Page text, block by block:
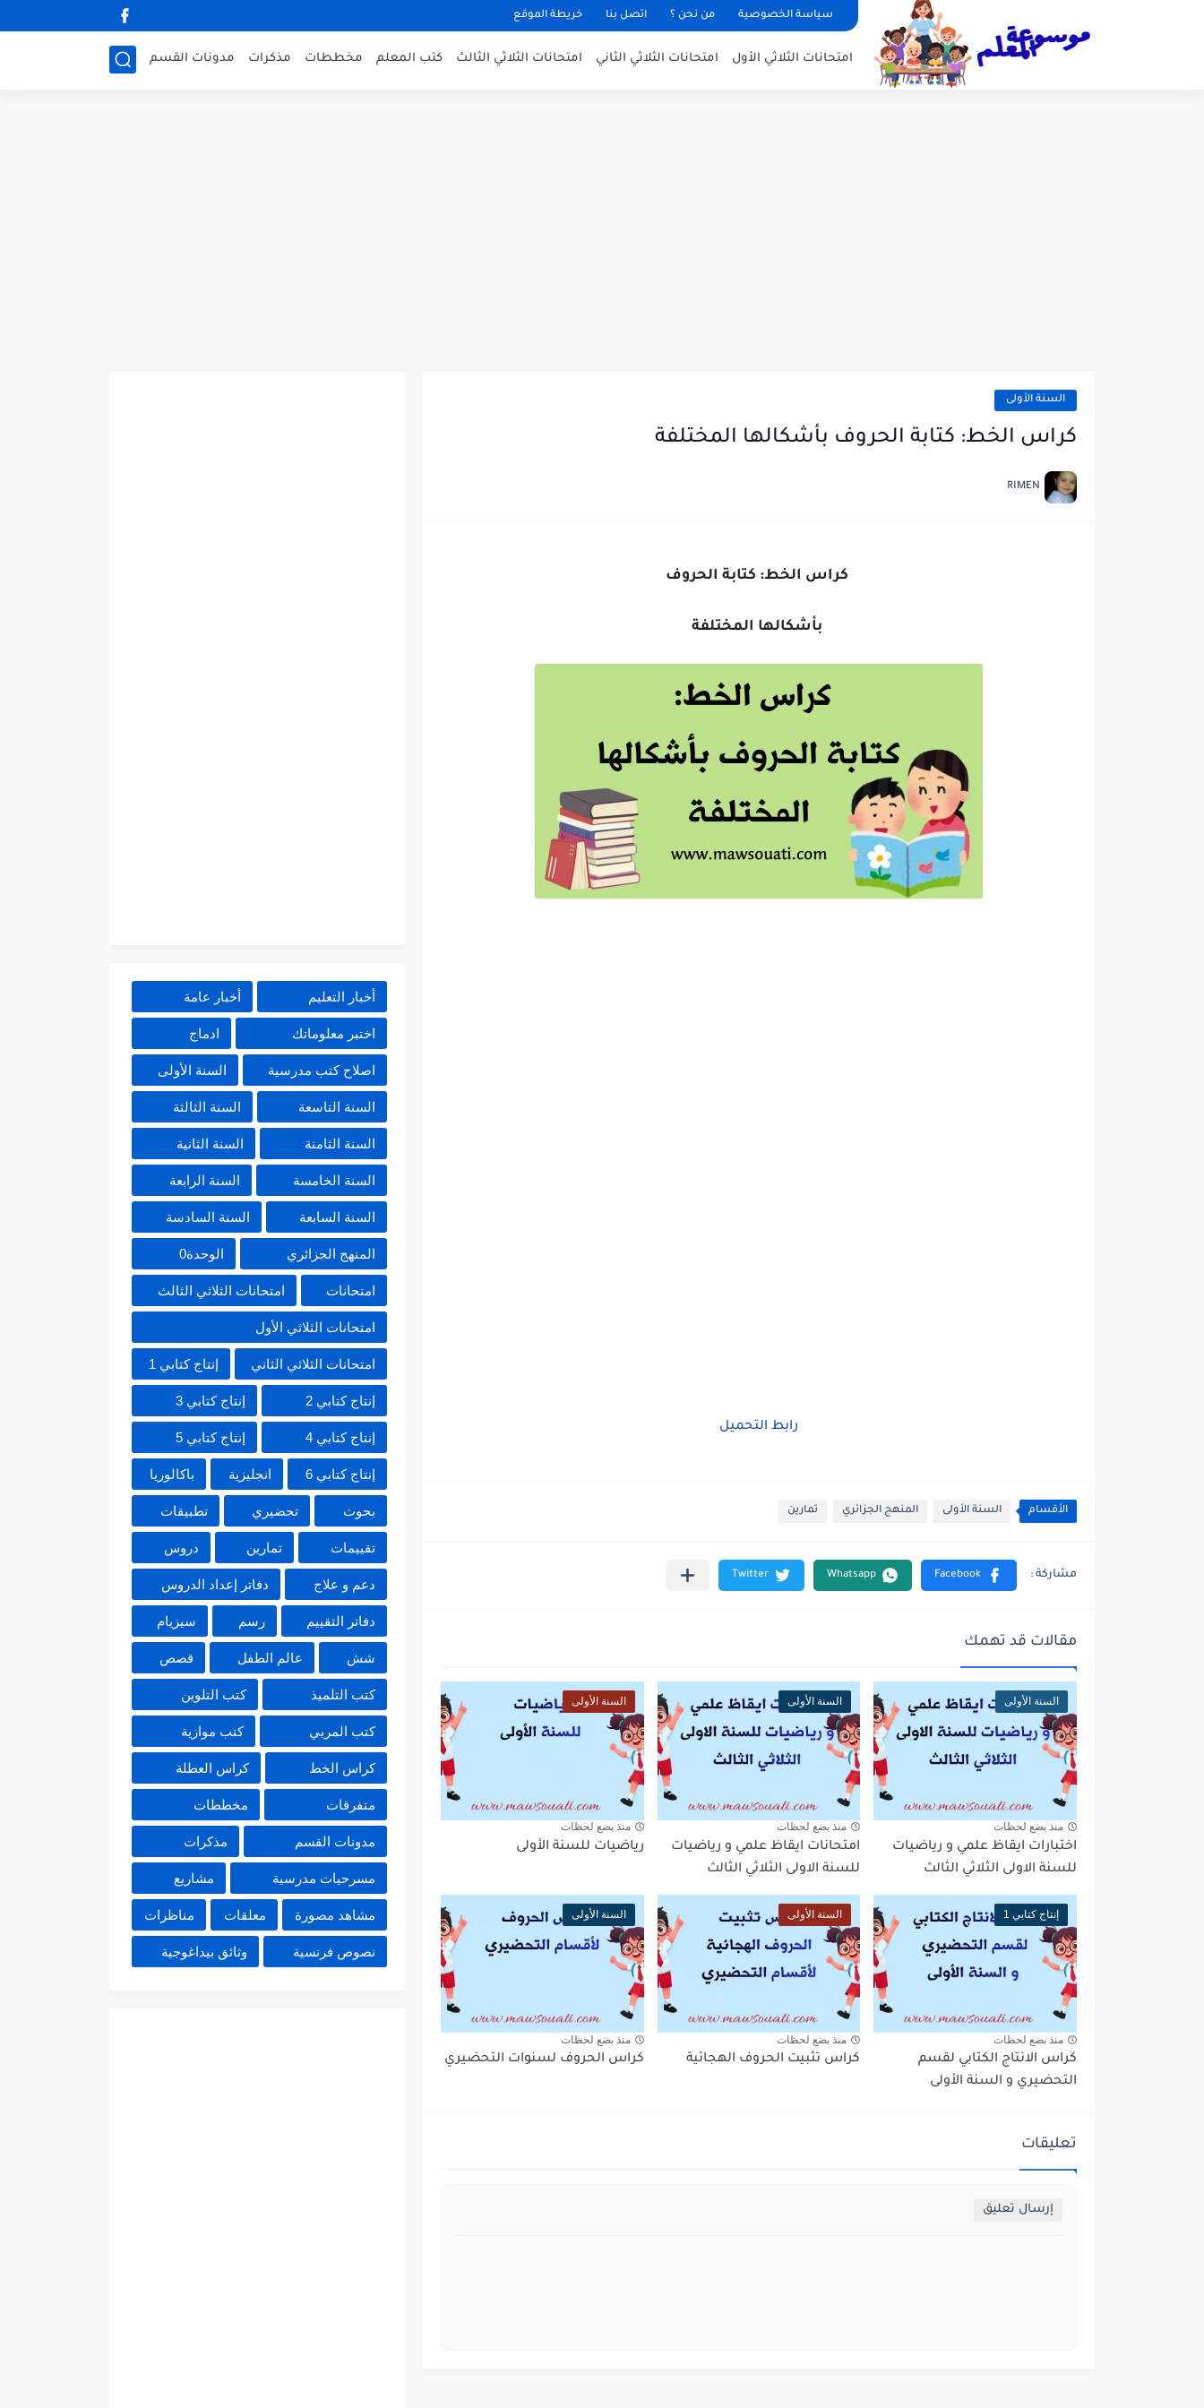
سياسة الخصوصية من نحن ؟ اتصل بنا خريطة الموقع
امتحانات الثلاثي الأول امتحانات الثلاثي الثاني امتحانات الثلاثي الثالث كتب المعلم مخططات مذكرات مدونات القسم
السنة الأولى
كراس الخط: كتابة الحروف بأشكالها المختلفة
RIMEN
كراس الخط: كتابة الحروف
بأشكالها المختلفة
رابط التحميل
الأقسام السنة الأولى المنهج الجزائري تمارين
مقالات قد تهمك
السنة الأولى
منذ بضع لحظات
اختبارات ايقاظ علمي و رياضيات
للسنة الاولى الثلاثي الثالث
السنة الأولى
منذ بضع لحظات
امتحانات ايقاظ علمي و رياضيات
للسنة الاولى الثلاثي الثالث
السنة الأولى
منذ بضع لحظات
رياضيات للسنة الأولى
إنتاج كتابي 1
منذ بضع لحظات
كراس الانتاج الكتابي لقسم
التحضيري و السنة الأولى
السنة الأولى
منذ بضع لحظات
كراس تثبيت الحروف الهجائية
السنة الأولى
منذ بضع لحظات
كراس الحروف لسنوات التحضيري
تعليقات
إرسال تعليق
أخبار التعليم أخبار عامة
اختبر معلوماتك ادماج
اصلاح كتب مدرسية السنة الأولى
السنة التاسعة السنة الثالثة
السنة الثامنة السنة الثانية
السنة الخامسة السنة الرابعة
السنة السابعة السنة السادسة
المنهج الجزائري الوحدة0
امتحانات امتحانات الثلاثي الثالث
امتحانات الثلاثي الأول
امتحانات الثلاثي الثاني إنتاج كتابي 1
إنتاج كتابي 2 إنتاج كتابي 3
إنتاج كتابي 4 إنتاج كتابي 5
إنتاج كتابي 6 انجليزية باكالوريا
بحوث تحضيري تطبيقات
تقييمات تمارين دروس
دعم و علاج دفاتر إعداد الدروس
دفاتر التقييم رسم سيزيام
شش عالم الطفل قصص
كتب التلميذ كتب التلوين
كتب المربي كتب موازية
كراس الخط كراس العطلة
متفرقات مخططات
مدونات القسم مذكرات
مسرحيات مدرسية مشاريع
مشاهد مصورة معلقات مناظرات
نصوص فرنسية وثائق بيداغوجية